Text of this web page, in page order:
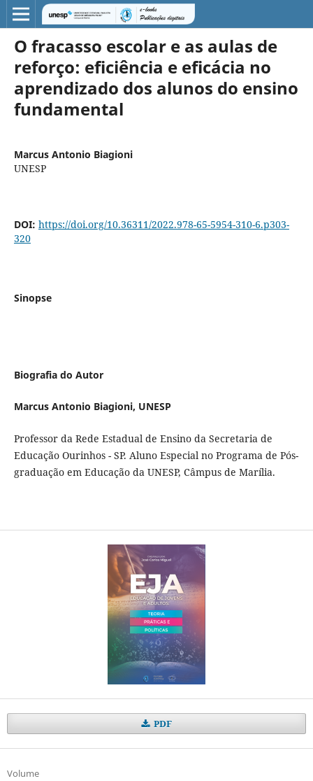
O fracasso escolar e as aulas de
reforço: eficiência e eficácia no
aprendizado dos alunos do ensino
fundamental
Marcus Antonio Biagioni
UNESP
DOI: https://doi.org/10.36311/2022.978-65-5954-310-6.p303-
320
Sinopse
Biografia do Autor
Marcus Antonio Biagioni, UNESP
Professor da Rede Estadual de Ensino da Secretaria de
Educação Ourinhos - SP. Aluno Especial no Programa de Pós-
graduação em Educação da UNESP, Câmpus de Marília.
PDF
Volume